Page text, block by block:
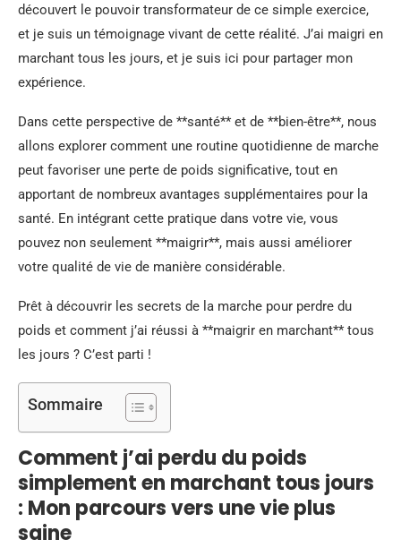
découvert le pouvoir transformateur de ce simple exercice,
et je suis un témoignage vivant de cette réalité. J’ai maigri en
marchant tous les jours, et je suis ici pour partager mon
expérience.
Dans cette perspective de **santé** et de **bien-être**, nous
allons explorer comment une routine quotidienne de marche
peut favoriser une perte de poids significative, tout en
apportant de nombreux avantages supplémentaires pour la
santé. En intégrant cette pratique dans votre vie, vous
pouvez non seulement **maigrir**, mais aussi améliorer
votre qualité de vie de manière considérable.
Prêt à découvrir les secrets de la marche pour perdre du
poids et comment j’ai réussi à **maigrir en marchant** tous
les jours ? C’est parti !
Sommaire
Comment j’ai perdu du poids
simplement en marchant tous jours
: Mon parcours vers une vie plus
saine